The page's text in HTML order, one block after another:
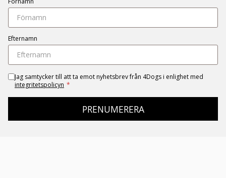
Efternamn
Jag samtycker till att ta emot nyhetsbrev från 4Dogs i enlighet med
integritetspolicyn *
PRENUMERERA